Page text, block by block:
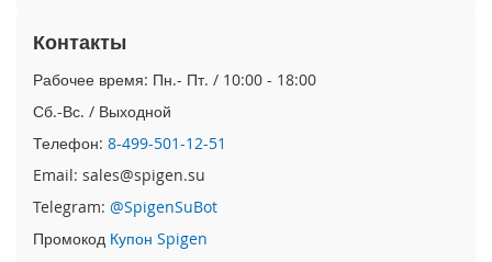
o
n
e
A
i
r
i
P
h
Контакты
Рабочее время: Пн.- Пт. / 10:00 - 18:00
Сб.-Вс. / Выходной
Телефон: 8-499-501-12-51
Email: sales@spigen.su
Telegram: @SpigenSuBot
Промокод Купон Spigen